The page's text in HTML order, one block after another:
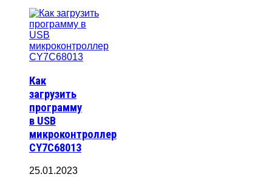
Как
загрузить
программу
в USB
микроконтроллер
CY7C68013
25.01.2023